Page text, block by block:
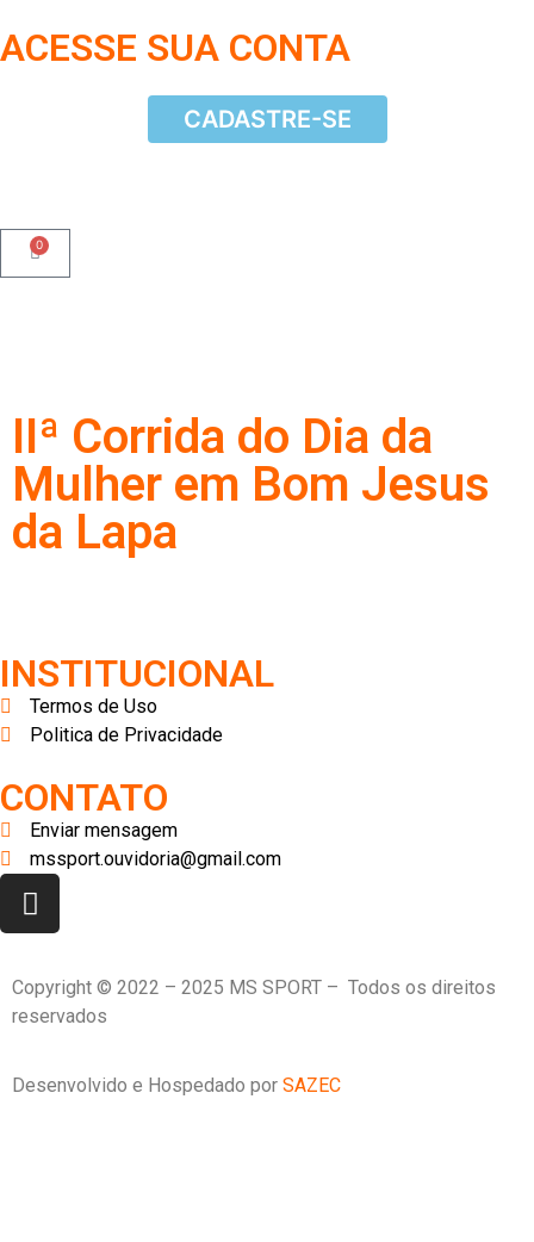
ACESSE SUA CONTA
CADASTRE-SE
0
IIª Corrida do Dia da
Mulher em Bom Jesus
da Lapa
INSTITUCIONAL
Termos de Uso
Politica de Privacidade
CONTATO
Enviar mensagem
mssport.ouvidoria@gmail.com
Copyright © 2022 – 2025 MS SPORT – Todos os direitos
reservados
Desenvolvido e Hospedado por SAZEC